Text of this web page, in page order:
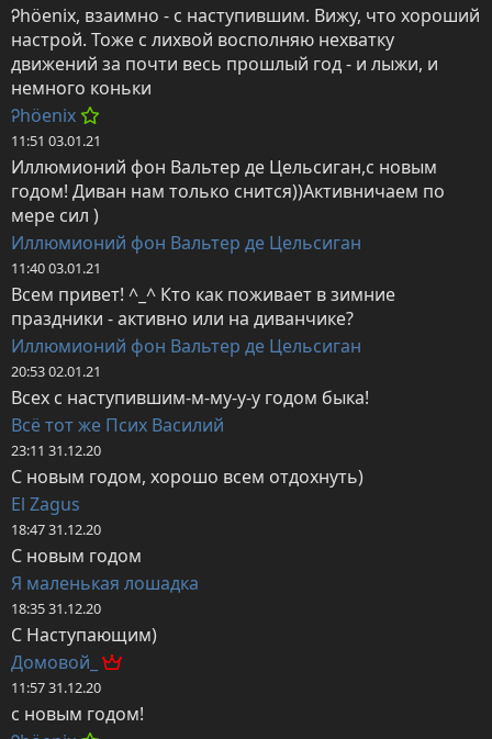
Ꭾhöenix, взаимно - с наступившим. Вижу, что хороший
настрой. Тоже с лихвой восполняю нехватку
движений за почти весь прошлый год - и лыжи, и
немного коньки
Ꭾhöenix
11:51 03.01.21
Иллюмионий фон Вальтер де Цельсиган,с новым
годом! Диван нам только снится))Активничаем по
мере сил )
Иллюмионий фон Вальтер де Цельсиган
11:40 03.01.21
Всем привет! ^_^ Кто как поживает в зимние
праздники - активно или на диванчике?
Иллюмионий фон Вальтер де Цельсиган
20:53 02.01.21
Всех с наступившим-м-му-у-у годом быка!
Всё тот же Псих Василий
23:11 31.12.20
С новым годом, хорошо всем отдохнуть)
El Zagus
18:47 31.12.20
С новым годом
Я маленькая лошадка
18:35 31.12.20
С Наступающим)
Домовой_
11:57 31.12.20
с новым годом!